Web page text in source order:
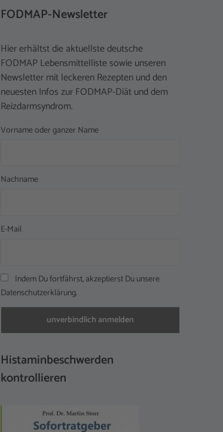
FODMAP-Newsletter
Hier erhältst die aktuellste deutsche
FODMAP Lebensmittelliste sowie unseren
Newsletter mit leckeren Rezepten und den
neuesten Infos zur FODMAP-Diät und dem
Reizdarmsyndrom.
Vorname oder ganzer Name
Nachname
E-Mail
Indem Du fortfährst, akzeptierst Du unsere
Datenschutzerklärung.
Histaminbeschwerden
kontrollieren